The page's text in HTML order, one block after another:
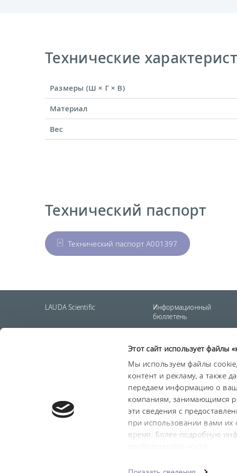
Этот сайт использует файлы
Мы используем файлы
контент и рекламу, а также
передаем информацию о
компаниям, занимающимся
эти сведения с
при использовании вами их
время. Более подробную
Технические
Размеры (Ш × Г × В)
Материал
Вес
Технический паспорт
Технический паспорт A001397
LAUDA Scientific
Информационный
бюллетень